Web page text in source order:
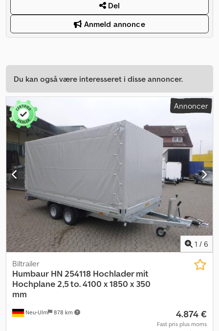
Del
Anmeld annonce
Du kan også være interesseret i disse annoncer.
Annoncer
1 / 6
Neu-Ulm 878 km
Biltrailer
Humbaur HN 254118 Hochlader mit
Hochplane 2,5 to. 4100 x 1850 x 350
mm
4.874 €
Fast pris plus moms